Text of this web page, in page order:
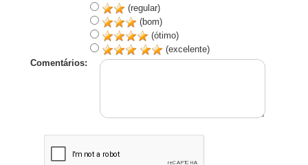
(regular)
(bom)
(ótimo)
(excelente)
Comentários: